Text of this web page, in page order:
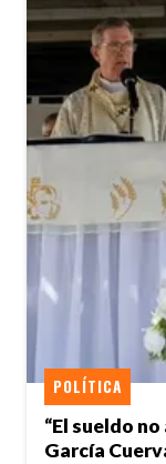
“El sueldo
García
POLÍTICA